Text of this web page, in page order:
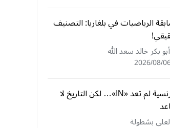
الرياضيات في بلغاريا: التصنيف
أبو بكر خالد سعد الله
2026/08/
الفرنسية لم تعد «IN»… لكن التاريخ لا
لعلى بشطولة